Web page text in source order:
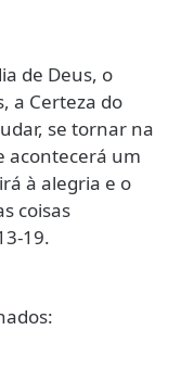
de Deus, o
a Certeza do
se tornar na
acontecerá um
à alegria e o
coisas
19.